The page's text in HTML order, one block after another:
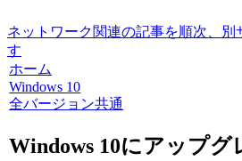
ネットワーク関連の記事を順次、別
す
ホーム
Windows 10
全バージョン共通
Windows 10にアップグ